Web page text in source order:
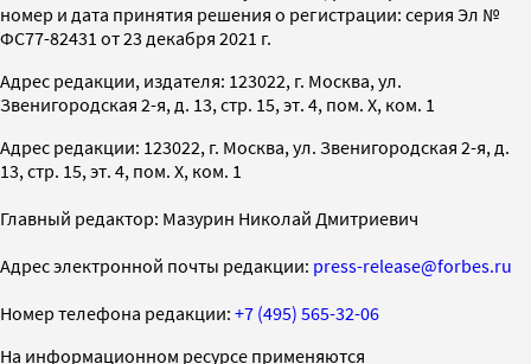
номер и дата принятия решения о регистрации: серия Эл №
ФС77-82431 от 23 декабря 2021 г.
Адрес редакции, издателя: 123022, г. Москва, ул.
Звенигородская 2-я, д. 13, стр. 15, эт. 4, пом. X, ком. 1
Адрес редакции: 123022, г. Москва, ул. Звенигородская 2-я, д.
13, стр. 15, эт. 4, пом. X, ком. 1
Главный редактор: Мазурин Николай Дмитриевич
Адрес электронной почты редакции: press-release@forbes.ru
Номер телефона редакции: +7 (495) 565-32-06
На информационном ресурсе применяются